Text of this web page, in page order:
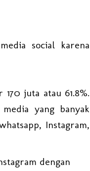
social karena
juta atau 61.8%.
yang banyak
Instagram,
dengan